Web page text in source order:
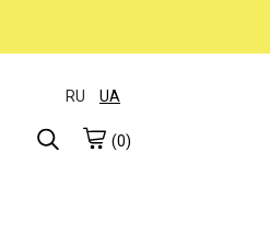
RU UA
(0)